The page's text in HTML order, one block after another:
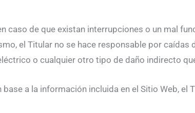
caso de que existan interrupciones o un mal
el Titular no se hace responsable por
o cualquier otro tipo de daño indirecto
a la información incluida en el Sitio Web,